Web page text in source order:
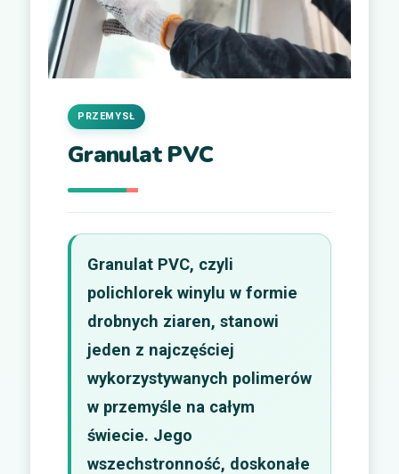
Granulat PVC
PRZEMYSŁ
Granulat PVC, czyli
polichlorek winylu w formie
drobnych ziaren, stanowi
jeden z najczęściej
wykorzystywanych polimerów
w przemyśle na całym
świecie. Jego
wszechstronność, doskonałe